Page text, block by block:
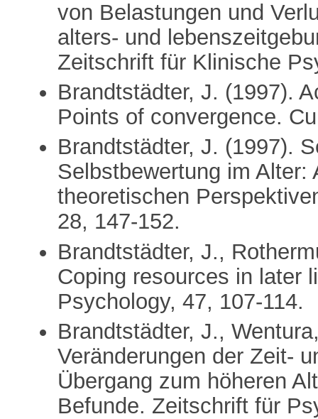
von Belastungen und
alters- und
Zeitschrift für Klinische
Brandtstädter, J. (1997).
Points of convergence.
Brandtstädter, J. (1997).
Selbstbewertung im Alter:
theoretischen
28, 147-152.
Brandtstädter, J.,
Coping resources in later
Psychology, 47, 107-114.
Brandtstädter, J.,
Veränderungen der Zeit-
Übergang zum höheren
Befunde. Zeitschrift für